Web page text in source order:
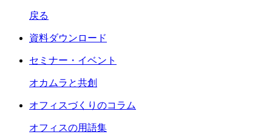
戻る
資料ダウンロード
セミナー・イベント
オカムラと共創
オフィスづくりのコラム
オフィスの用語集